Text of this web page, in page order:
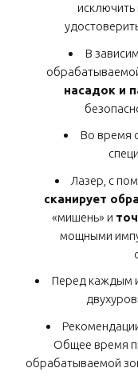
В
насадок и
Во время
Лазер, с
сканирует
«мишень» и
мощными
Перед каждым
Общее время
обрабатываемой